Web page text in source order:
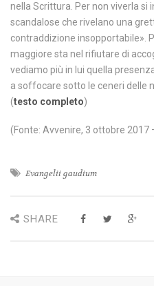
nella Scrittura. Per non viverla si
scandalose che rivelano una
contraddizione insopportabile».
maggiore sta nel rifiutare di
vediamo più in lui quella
a soffocare sotto le ceneri delle
(testo completo)
(Fonte: Avvenire, 3 ottobre 2017
Evangelii gaudium
SHARE